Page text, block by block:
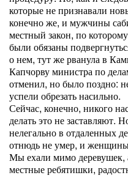
которые не признавали
конечно же, и мужчины
местный закон, по
были обязаны
о нем, тут же рванула в
Капчорву министра по
отменил, но было поздно:
успели обрезать насильно.
Сейчас, конечно, никого
делать это не заставляют.
нелегально в отдаленных
отнюдь не умер, и
Мы ехали мимо деревушек,
местные ребятишки,